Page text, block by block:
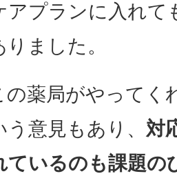
アプランに入れて
ました。
の薬局がやってく
意見もあり、 対
ているのも課題の